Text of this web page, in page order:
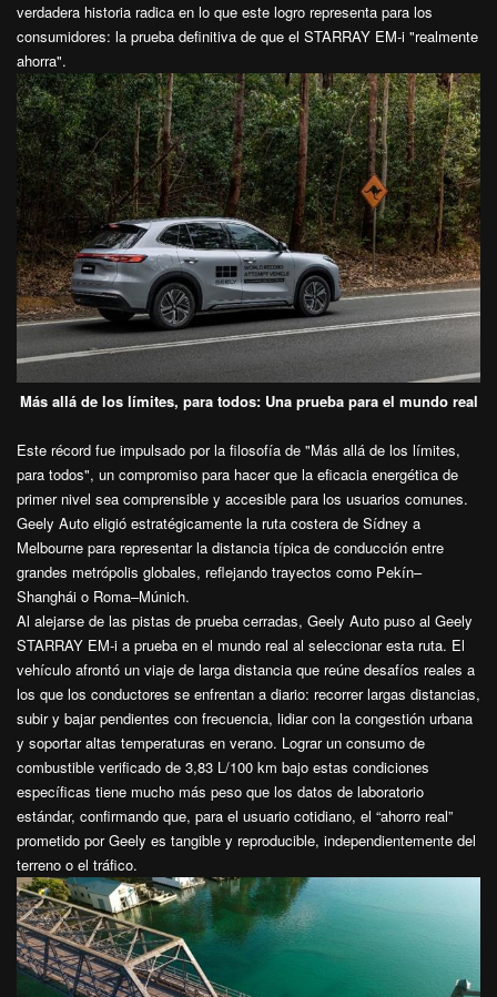
verdadera historia radica en lo que este logro representa para los
consumidores: la prueba definitiva de que el STARRAY EM-i "realmente
ahorra".
Más allá de los límites, para todos: Una prueba para el mundo real
Este récord fue impulsado por la filosofía de "Más allá de los límites,
para todos", un compromiso para hacer que la eficacia energética de
primer nivel sea comprensible y accesible para los usuarios comunes.
Geely Auto eligió estratégicamente la ruta costera de Sídney a
Melbourne para representar la distancia típica de conducción entre
grandes metrópolis globales, reflejando trayectos como Pekín–
Shanghái o Roma–Múnich.
Al alejarse de las pistas de prueba cerradas, Geely Auto puso al Geely
STARRAY EM-i a prueba en el mundo real al seleccionar esta ruta. El
vehículo afrontó un viaje de larga distancia que reúne desafíos reales a
los que los conductores se enfrentan a diario: recorrer largas distancias,
subir y bajar pendientes con frecuencia, lidiar con la congestión urbana
y soportar altas temperaturas en verano. Lograr un consumo de
combustible verificado de 3,83 L/100 km bajo estas condiciones
específicas tiene mucho más peso que los datos de laboratorio
estándar, confirmando que, para el usuario cotidiano, el “ahorro real”
prometido por Geely es tangible y reproducible, independientemente del
terreno o el tráfico.